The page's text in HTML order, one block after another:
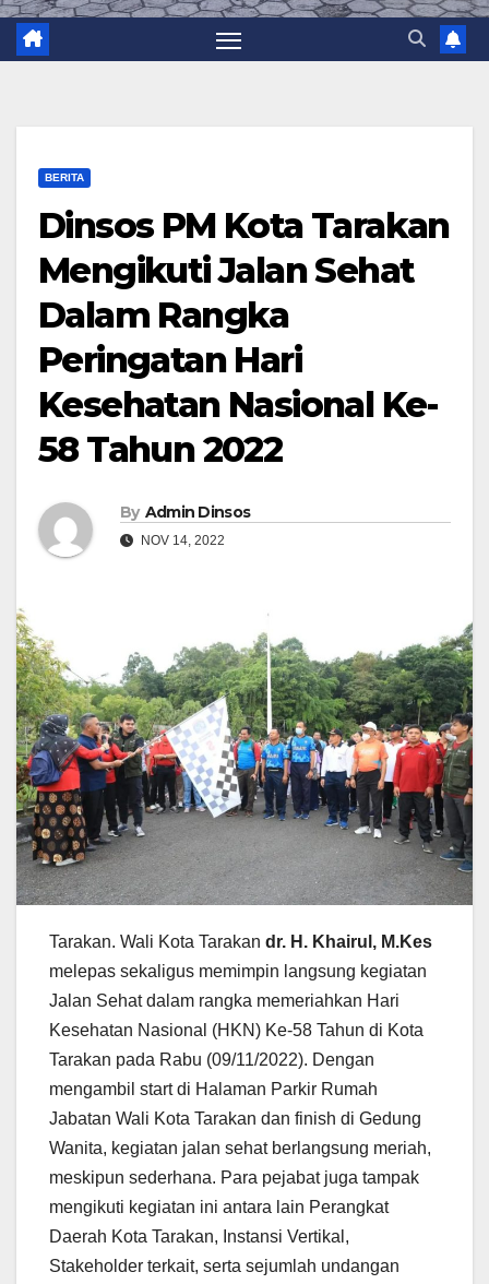
BERITA
Dinsos PM Kota Tarakan
Mengikuti Jalan Sehat
Dalam Rangka
Peringatan Hari
Kesehatan Nasional Ke-
58 Tahun 2022
By Admin Dinsos
NOV 14, 2022
Tarakan. Wali Kota Tarakan dr. H. Khairul, M.Kes
melepas sekaligus memimpin langsung kegiatan
Jalan Sehat dalam rangka memeriahkan Hari
Kesehatan Nasional (HKN) Ke-58 Tahun di Kota
Tarakan pada Rabu (09/11/2022). Dengan
mengambil start di Halaman Parkir Rumah
Jabatan Wali Kota Tarakan dan finish di Gedung
Wanita, kegiatan jalan sehat berlangsung meriah,
meskipun sederhana. Para pejabat juga tampak
mengikuti kegiatan ini antara lain Perangkat
Daerah Kota Tarakan, Instansi Vertikal,
Stakeholder terkait, serta sejumlah undangan